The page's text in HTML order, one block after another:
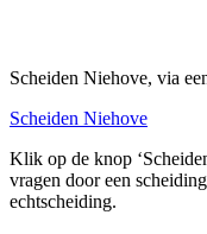
Scheiden Niehove, via
Scheiden Niehove
Klik op de knop
vragen door een
echtscheiding.